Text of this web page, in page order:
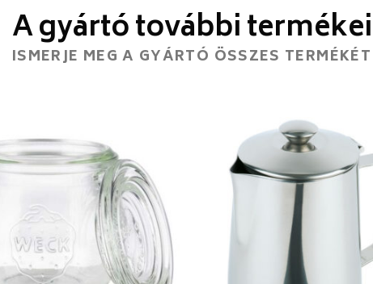
A gyártó további termékei
ISMERJE MEG A GYÁRTÓ ÖSSZES TERMÉKÉT